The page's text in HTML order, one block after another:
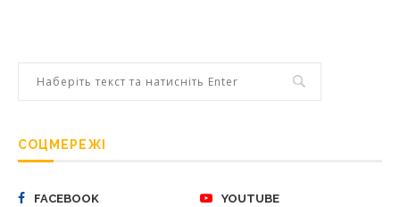
СОЦМЕРЕЖІ
FACEBOOK YOUTUBE